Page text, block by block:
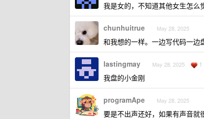
我是女的，不知道其他女生怎么
chunhuitrue May 28, 2025
和我想的一样。一边写代码一边
lastingmay May 28, 2025 1
我盘的小金刚
programApe May 28, 2025
要是不出声还好，如果有声音就